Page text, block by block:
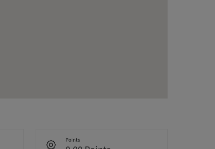
Points